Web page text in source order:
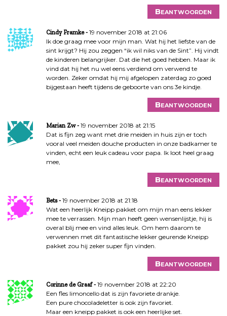
Beantwoorden
Cindy Framke
19 november 2018 at 21:06
Ik doe graag mee voor mijn man. Wat hij het liefste van de
sint krijgt? Hij zou zeggen “ik wil niks van de Sint”. Hij vindt
de kinderen belangrijker. Dat die het goed hebben. Maar ik
vind dat hij het nu wel eens verdiend om verwend te
worden. Zeker omdat hij mij afgelopen zaterdag zo goed
bijgestaan heeft tijdens de geboorte van ons 3e kindje.
Beantwoorden
Marian Zw
19 november 2018 at 21:15
Dat is fijn zeg want met drie meiden in huis zijn er toch
vooral veel meiden douche producten in onze badkamer te
vinden, echt een leuk cadeau voor papa. Ik loot heel graag
mee,
Beantwoorden
Bets
19 november 2018 at 21:18
Wat een heerlijk Kneipp pakket om mijn man eens lekker
mee te verrassen. Mijn man heeft geen wensenlijstje, hij is
overal blij mee en vind alles leuk. Om hem daarom te
verwennen met dit fantastische lekker geurende Kneipp
pakket zou hij zeker super fijn vinden.
Beantwoorden
Corinne de Graaf
19 november 2018 at 22:20
Een fles limoncello dat is zijn favoriete drankje.
Een pure chocoladeletter is ook zijn favoriet.
Maar een kneipp pakket is ook een heerlijke set.